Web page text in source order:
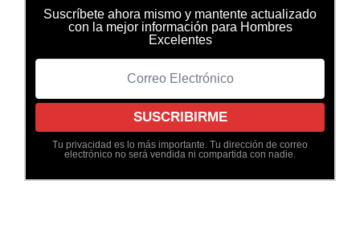
Suscríbete ahora mismo y mantente actualizado
con la mejor información para Hombres
Excelentes
Tu privacidad es lo más importante. Tu dirección de correo
electrónico no será vendida ni compartida con nadie.